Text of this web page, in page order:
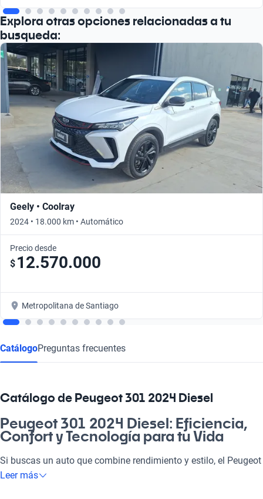
Explora otras opciones relacionadas a tu
busqueda:
Geely • Coolray
2024 • 18.000 km • Automático
Precio desde
$ 12.570.000
Metropolitana de Santiago
CatálogoPreguntas frecuentes
Catálogo de Peugeot 301 2024 Diesel
Peugeot 301 2024 Diesel: Eficiencia,
Confort y Tecnología para tu Vida
Si buscas un auto que combine rendimiento y estilo, el Peugeot
301 2024 Diesel es tu opción ideal. Con su diseño elegante y
Leer más